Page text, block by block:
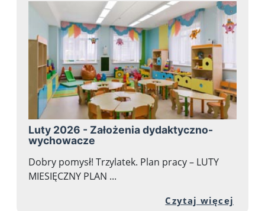
Luty 2026 - Założenia dydaktyczno-
wychowacze
Dobry pomysł! Trzylatek. Plan pracy – LUTY
MIESIĘCZNY PLAN ...
Czytaj więcej